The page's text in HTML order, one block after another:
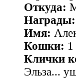
Откуда:
Награды:
Имя:
Кошки: 1
Клички
Эльза...